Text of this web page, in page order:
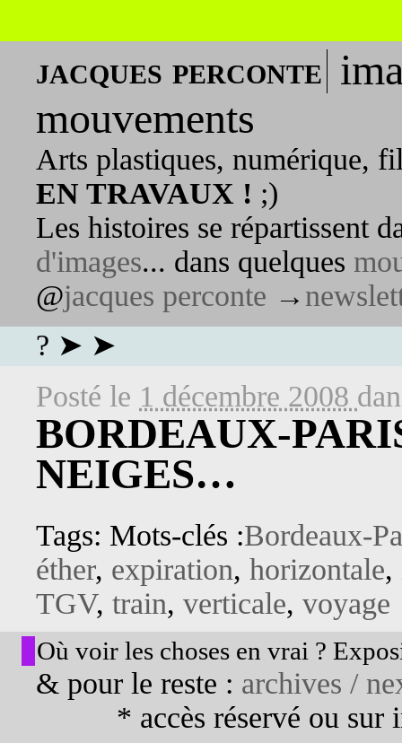
jacques perconte
mouvements
Arts plastiques, numérique,
EN TRAVAUX ! ;)
Les histoires se répartissent
d'images... dans quelques
@jacques perconte →
? ➤ ➤
Posté le 1 décembre 2008
BORDEAUX-
NEIGES…
Tags: Mots-clés :Bordeaux-
éther, expiration, horizontale,
TGV, train, verticale, voyage
Où voir les choses en vrai ?
& pour le reste : archives /
* accès réservé ou sur